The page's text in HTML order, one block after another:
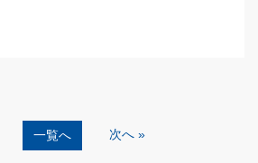
一覧へ 次へ »